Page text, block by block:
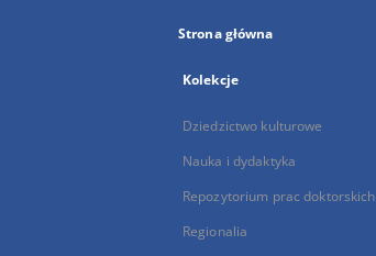
Strona główna
Kolekcje
Dziedzictwo kulturowe
Nauka i dydaktyka
Repozytorium prac doktorskich
Regionalia